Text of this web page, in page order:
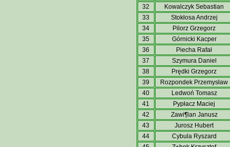
32
Kowalczyk Sebastian
33
Stokłosa Andrzej
34
Pilorz Grzegorz
35
Górnicki Kacper
36
Piecha Rafał
37
Szymura Daniel
38
Prędki Grzegorz
39
Rozpondek Przemysław
40
Ledwoń Tomasz
41
Pypłacz Maciej
42
Zawi¶lan Janusz
43
Jurosz Hubert
44
Cybula Ryszard